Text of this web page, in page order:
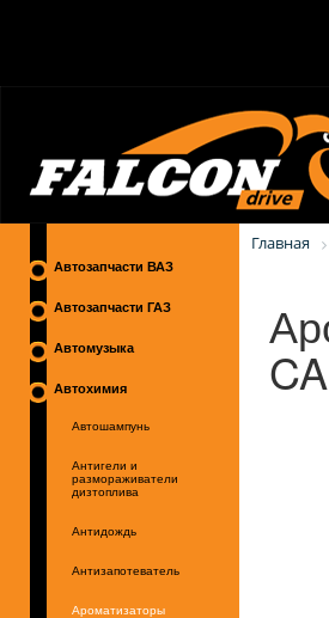
Автозапчасти ВАЗ
Автозапчасти ГАЗ
Автомузыка
Автохимия
Автошампунь
Антигели и
размораживатели
дизтоплива
Антидождь
Антизапотеватель
Ароматизаторы
Главная